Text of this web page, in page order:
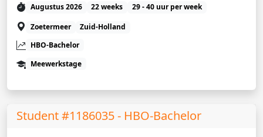
Augustus 2026 22 weeks
29 - 40 uur per week
Zoetermeer
Zuid-Holland
HBO-Bachelor
Meewerkstage
Student #1186035 - HBO-Bachelor